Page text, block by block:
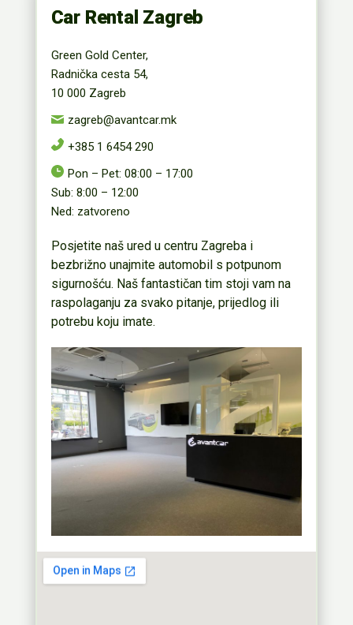
Car Rental Zagreb
Green Gold Center,
Radnička cesta 54,
10 000 Zagreb
zagreb@avantcar.mk
+385 1 6454 290
Pon – Pet: 08:00 – 17:00
Sub: 8:00 – 12:00
Ned: zatvoreno
Posjetite naš ured u centru Zagreba i
bezbrižno unajmite automobil s potpunom
sigurnošću. Naš fantastičan tim stoji vam na
raspolaganju za svako pitanje, prijedlog ili
potrebu koju imate.